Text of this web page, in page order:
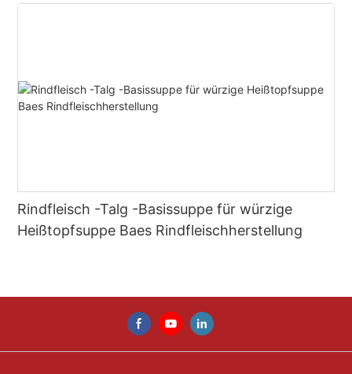
Rindfleisch -Talg -Basissuppe für würzige
Heißtopfsuppe Baes Rindfleischherstellung